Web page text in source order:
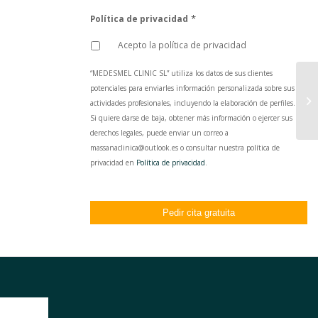
Política de privacidad *
Acepto la política de privacidad
“MEDESMEL CLINIC SL” utiliza los datos de sus clientes
potenciales para enviarles información personalizada sobre sus
actividades profesionales, incluyendo la elaboración de perfiles.
Si quiere darse de baja, obtener más información o ejercer sus
derechos legales, puede enviar un correo a
massanaclinica@outlook.es o consultar nuestra política de
privacidad en Política de privacidad